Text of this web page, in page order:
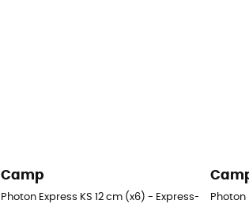
Camp
Photon Express KS 12 cm (x6) - Express-sæt